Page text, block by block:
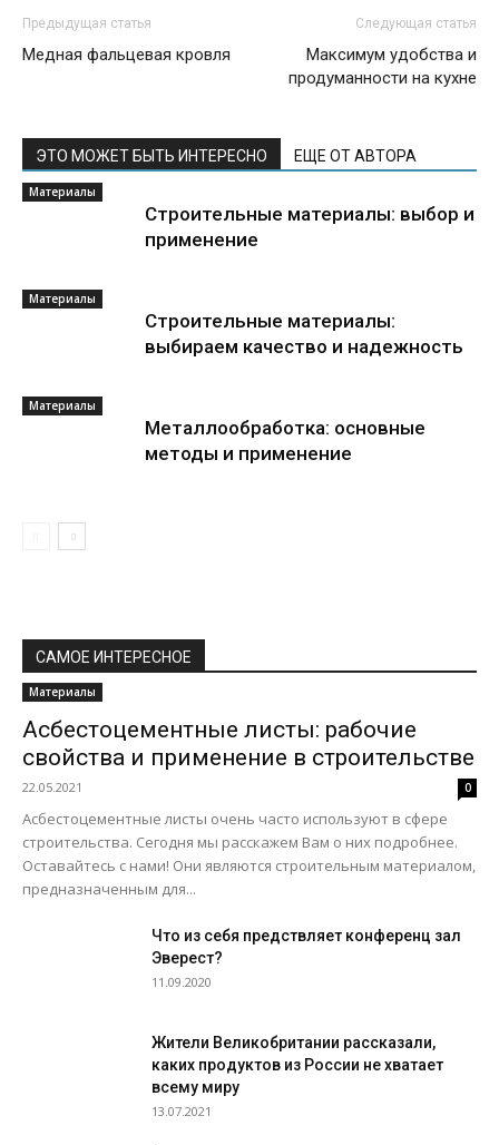
Предыдущая статья
Медная фальцевая кровля
Следующая статья
Максимум удобства и
продуманности на кухне
ЭТО МОЖЕТ БЫТЬ ИНТЕРЕСНО ЕЩЕ ОТ АВТОРА
Материалы
Строительные материалы: выбор и
применение
Материалы
Строительные материалы:
выбираем качество и надежность
Материалы
Металлообработка: основные
методы и применение
САМОЕ ИНТЕРЕСНОЕ
Материалы
Асбестоцементные листы: рабочие
свойства и применение в строительстве
22.05.2021 0
Асбестоцементные листы очень часто используют в сфере
строительства. Сегодня мы расскажем Вам о них подробнее.
Оставайтесь с нами! Они являются строительным материалом,
предназначенным для...
Что из себя предствляет конференц зал
Эверест?
11.09.2020
Жители Великобритании рассказали,
каких продуктов из России не хватает
всему миру
13.07.2021